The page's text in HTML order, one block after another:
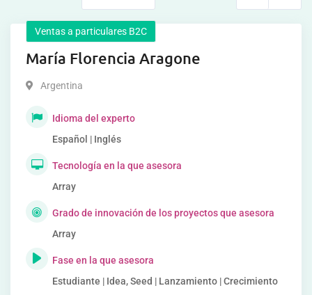
Ventas a particulares B2C
María Florencia Aragone
Argentina
Idioma del experto
Español | Inglés
Tecnología en la que asesora
Array
Grado de innovación de los proyectos que asesora
Array
Fase en la que asesora
Estudiante | Idea, Seed | Lanzamiento | Crecimiento